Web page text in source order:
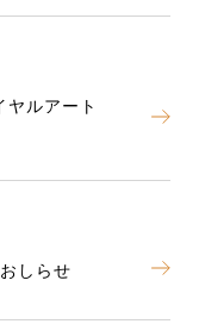
ルアート
しらせ